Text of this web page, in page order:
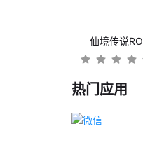
仙境传说RO
热门应用